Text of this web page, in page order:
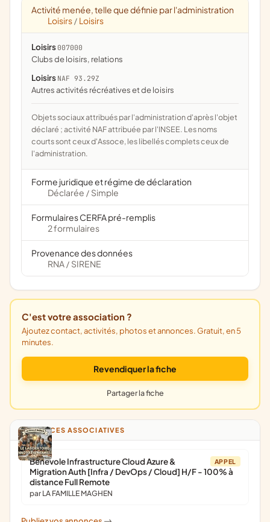
Activité menée, telle que définie par l'administration
Loisirs / Loisirs
Loisirs 007000
clubs de loisirs, relations
Loisirs NAF 93.29Z
Autres activités récréatives et de loisirs
Objets sociaux attribués par l'administration d'après l'objet
déclaré ; activité NAF attribuée par l'INSEE. Les noms
courts sont ceux d'Assoce, les libellés complets ceux de
l'administration.
Forme juridique et régime de déclaration
Déclarée / Simple
Formulaires CERFA pré-remplis
2 formulaires
Provenance des données
RNA / SIRENE
C'est votre association ?
Ajoutez contact, activités, photos et annonces. Gratuit, en 5
minutes.
Revendiquer la fiche
Partager la fiche
ANNONCES ASSOCIATIVES
APPEL
Bénévole Infrastructure Cloud Azure &
Migration Auth [Infra / DevOps / Cloud] H/F - 100% à
distance Full Remote
par LA FAMILLE MAGHEN